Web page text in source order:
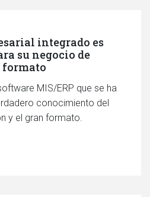
integrado es
su negocio de
MIS/ERP que se ha
conocimiento del
y el gran formato.